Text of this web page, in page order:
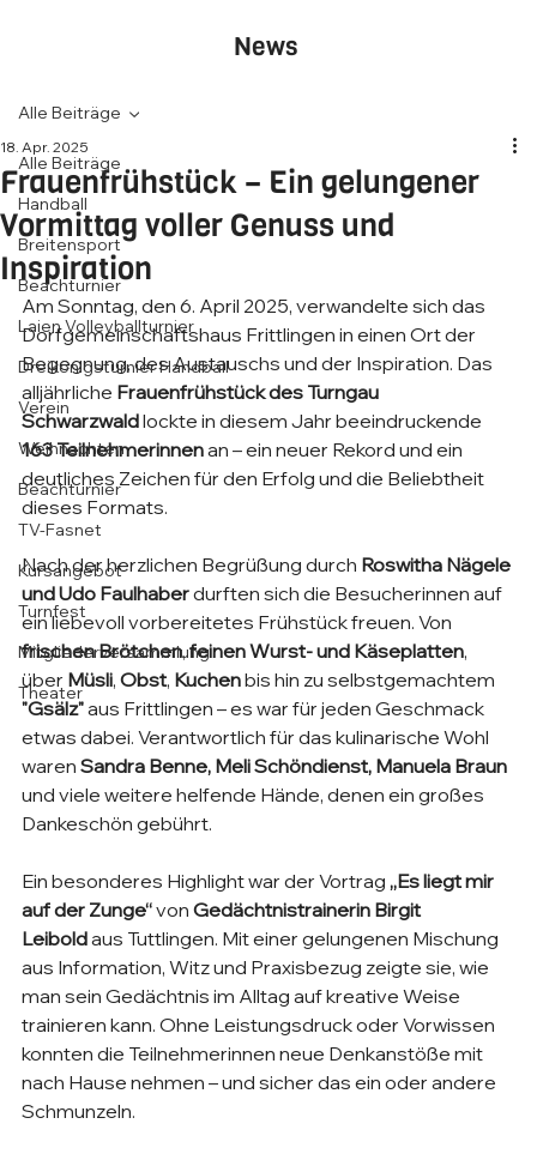
News
Alle Beiträge
Handball
Breitensport
Beachturnier
Laien Volleyballturnier
Dreikönigsturnier Handball
Verein
Weihnachten
Beachturnier
TV-Fasnet
Kursangebot
Turnfest
Mitgliederversammlung
Theater
Alle Beiträge
Frauenfrühstück – Ein gelungener
Vormittag voller Genuss und
Inspiration
18. Apr. 2025
Am Sonntag, den 6. April 2025, verwandelte sich das
Dorfgemeinschaftshaus Frittlingen in einen Ort der
Begegnung, des Austauschs und der Inspiration. Das
alljährliche Frauenfrühstück des Turngau
Schwarzwald lockte in diesem Jahr beeindruckende
163 Teilnehmerinnen an – ein neuer Rekord und ein
deutliches Zeichen für den Erfolg und die Beliebtheit
dieses Formats.
Nach der herzlichen Begrüßung durch Roswitha Nägele
und Udo Faulhaber durften sich die Besucherinnen auf
ein liebevoll vorbereitetes Frühstück freuen. Von
frischen Brötchen, feinen Wurst- und Käseplatten,
über Müsli, Obst, Kuchen bis hin zu selbstgemachtem
"Gsälz" aus Frittlingen – es war für jeden Geschmack
etwas dabei. Verantwortlich für das kulinarische Wohl
waren Sandra Benne, Meli Schöndienst, Manuela Braun
und viele weitere helfende Hände, denen ein großes
Dankeschön gebührt.
Ein besonderes Highlight war der Vortrag „Es liegt mir
auf der Zunge“ von Gedächtnistrainerin Birgit
Leibold aus Tuttlingen. Mit einer gelungenen Mischung
aus Information, Witz und Praxisbezug zeigte sie, wie
man sein Gedächtnis im Alltag auf kreative Weise
trainieren kann. Ohne Leistungsdruck oder Vorwissen
konnten die Teilnehmerinnen neue Denkanstöße mit
nach Hause nehmen – und sicher das ein oder andere
Schmunzeln.